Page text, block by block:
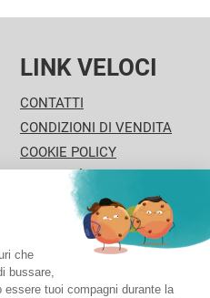
LINK VELOCI
CONTATTI
CONDIZIONI DI VENDITA
COOKIE POLICY
MODALITÀ DI PAGAMENTO
INFORMATIVA PRIVACY
- Sede legale: VIA